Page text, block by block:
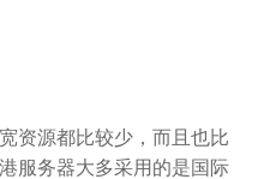
资源都比较少，而且也比
服务器大多采用的是国际